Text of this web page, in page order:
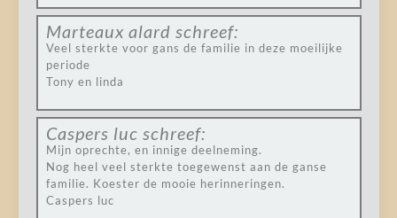
Marteaux alard schreef:
Veel sterkte voor gans de familie in deze moeilijke
periode
Tony en linda
Caspers luc schreef:
Mijn oprechte, en innige deelneming.
Nog heel veel sterkte toegewenst aan de ganse
familie. Koester de mooie herinneringen.
Caspers luc